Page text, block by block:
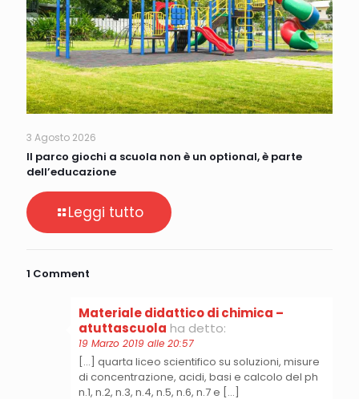
3 Agosto 2026
Il parco giochi a scuola non è un optional, è parte
dell’educazione
Leggi tutto
1 Comment
Materiale didattico di chimica –
atuttascuola ha detto:
19 Marzo 2019 alle 20:57
[…] quarta liceo scientifico su soluzioni, misure
di concentrazione, acidi, basi e calcolo del ph
n.1, n.2, n.3, n.4, n.5, n.6, n.7 e […]